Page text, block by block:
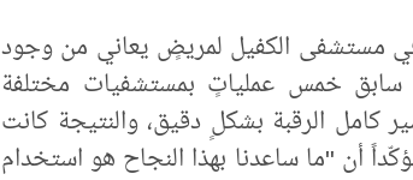
مستشفى الكفيل لمريضٍ يعاني من وجود
خمس عملياتٍ بمستشفيات مختلفة
كامل الرقبة بشكلٍ دقيق، والنتيجة كانت
أن "ما ساعدنا بهذا النجاح هو استخدام